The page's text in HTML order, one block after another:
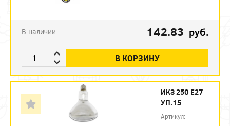
В наличии 142.83 руб.
В КОРЗИНУ
ИКЗ 250 Е27
УП.15
Артикул: